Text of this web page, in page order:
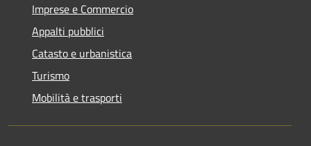
Imprese e Commercio
Appalti pubblici
Catasto e urbanistica
Turismo
Mobilità e trasporti